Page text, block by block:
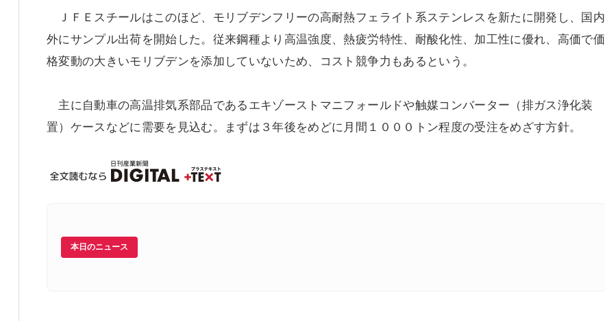
ＪＦＥスチールはこのほど、モリブデンフリーの高耐熱フェライト系ステンレスを新たに開発し、国内
外にサンプル出荷を開始した。従来鋼種より高温強度、熱疲労特性、耐酸化性、加工性に優れ、高価で価
格変動の大きいモリブデンを添加していないため、コスト競争力もあるという。
主に自動車の高温排気系部品であるエキゾーストマニフォールドや触媒コンバーター（排ガス浄化装
置）ケースなどに需要を見込む。まずは３年後をめどに月間１０００トン程度の受注をめざす方針。
本日のニュース